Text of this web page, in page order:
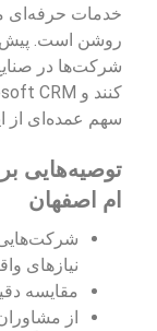
روشن است.
سهم عمده‌ای از
توصیه‌هایی
ام اصفهان
نیازهای
مقایسه
از